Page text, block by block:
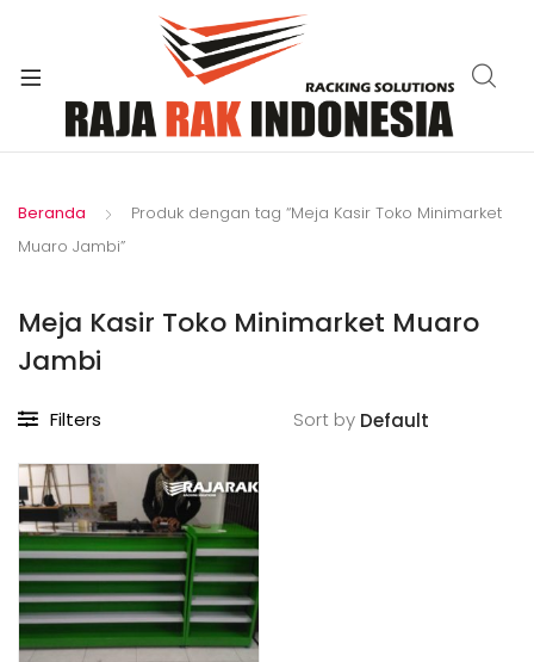
Beranda
Produk dengan tag “Meja Kasir Toko Minimarket
Muaro Jambi”
Meja Kasir Toko Minimarket Muaro
Jambi
Filters Sort by